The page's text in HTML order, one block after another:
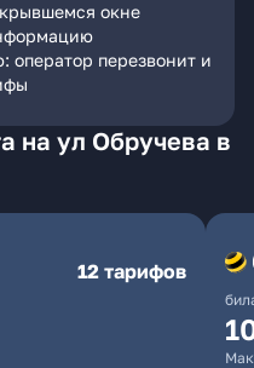
окне
оператор перезвонит и
на ул Обручева в
12 тарифов